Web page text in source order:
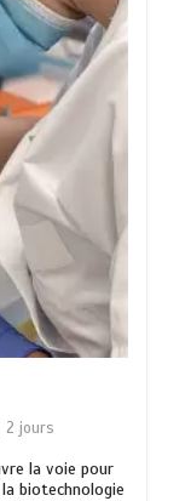
2 jours
la voie pour
biotechnologie